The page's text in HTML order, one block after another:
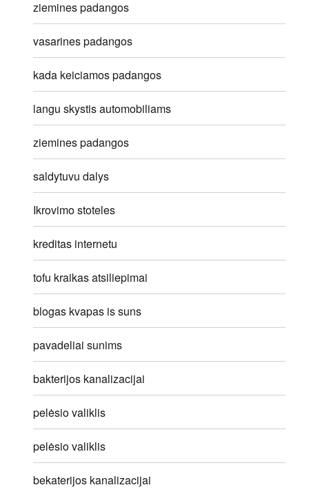
ziemines padangos
vasarines padangos
kada keiciamos padangos
langu skystis automobiliams
ziemines padangos
saldytuvu dalys
Ikrovimo stoteles
kreditas internetu
tofu kraikas atsiliepimai
blogas kvapas is suns
pavadeliai sunims
bakterijos kanalizacijai
pelėsio valiklis
pelėsio valiklis
bekaterijos kanalizacijai